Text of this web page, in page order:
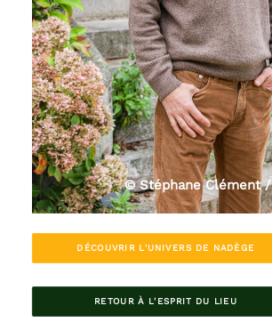
© Stéphane Clément /
DÉCOUVRIR L'UNIVERS DE NADÈGE
RETOUR À L'ESPRIT DU LIEU